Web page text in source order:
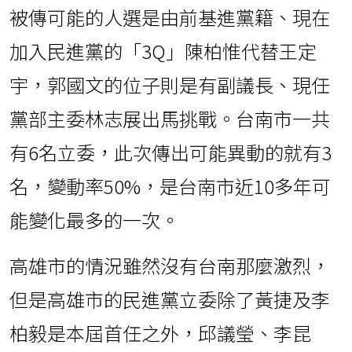
被傳可能的人選是由前基進黨籍、現在
加入民進黨的「3Q」陳柏惟代替王定
宇，郭國文的位子則是有副議長、現任
黨部主委林志展出馬挑戰。台南市一共
有6名立委，此次傳出可能異動的就有3
名，變動率50%，是台南市近10多年可
能變化最多的一次。
高雄市的情況雖然沒有台南那麼激烈，
但是高雄市的民進黨立委除了黃捷及李
柏毅是本屆首任之外，邱議瑩、李昆